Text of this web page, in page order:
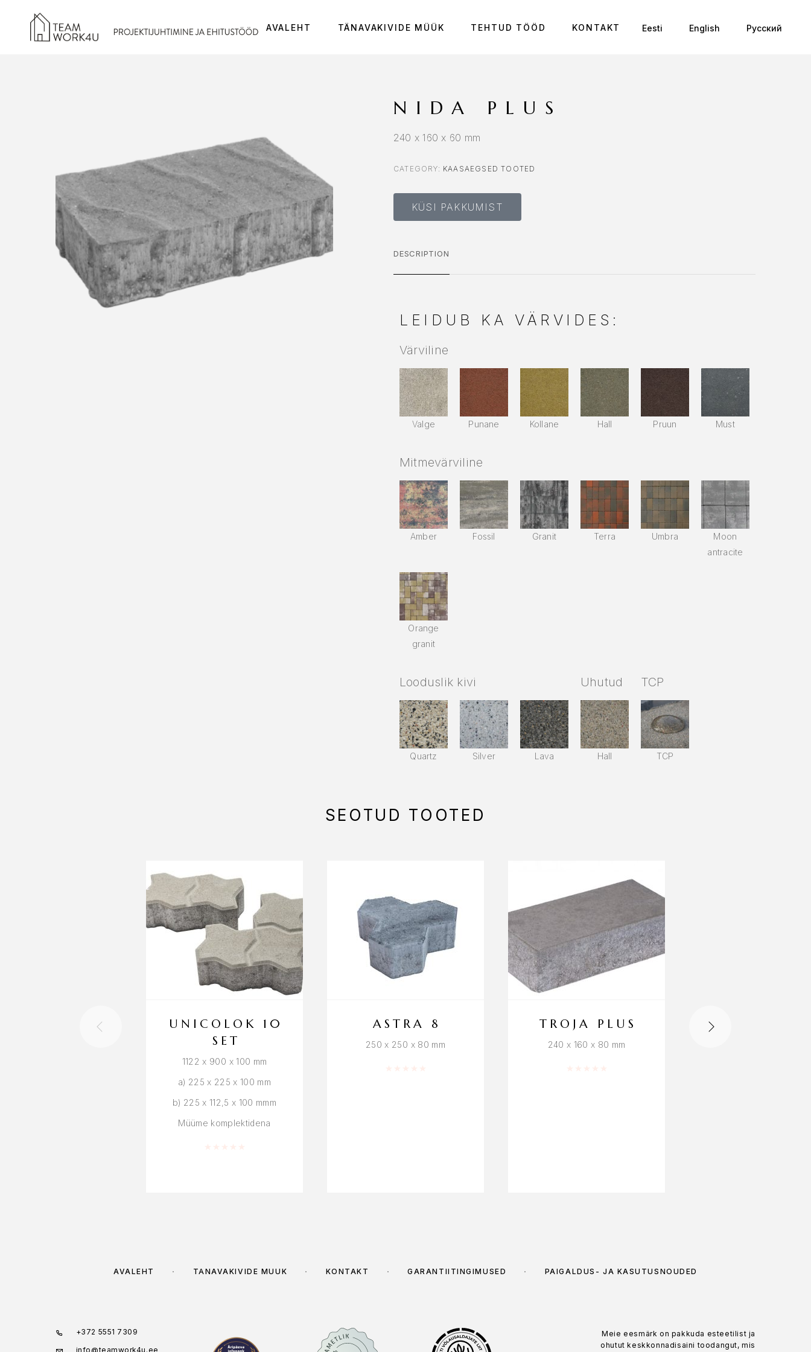
AVALEHT TÄNAVAKIVIDE MÜÜK TEHTUD TÖÖD KONTAKT Eesti English Русский
NIDA PLUS
240 x 160 x 60 mm
CATEGORY: KAASAEGSED TOOTED
KÜSI PAKKUMIST
DESCRIPTION
LEIDUB KA VÄRVIDES:
Värviline
Valge Punane Kollane Hall Pruun Must
Mitmevärviline
Amber Fossil Granit Terra Umbra
Moon
antracite
Orange
granit
Looduslik kivi Uhutud TCP
Quartz Silver Lava Hall TCP
SEOTUD TOOTED
UNICOLOK 10
SET
1122 x 900 x 100 mm
a) 225 x 225 x 100 mm
b) 225 x 112,5 x 100 mmm
Müüme komplektidena
ASTRA 8
250 x 250 x 80 mm
TROJA PLUS
240 x 160 x 80 mm
AVALEHT TÄNAVAKIVIDE MÜÜK KONTAKT GARANTIITINGIMUSED PAIGALDUS- JA KASUTUSNÕUDED
+372 5551 7309
info@teamwork4u.ee
Meie eesmärk on pakkuda esteetilist ja
ohutut keskkonnadisaini toodangut, mis